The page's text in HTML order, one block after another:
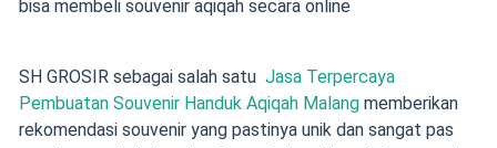
bisa membeli souvenir aqiqah secara online
SH GROSIR sebagai salah satu Jasa Terpercaya
Pembuatan Souvenir Handuk Aqiqah Malang memberikan
rekomendasi souvenir yang pastinya unik dan sangat pas